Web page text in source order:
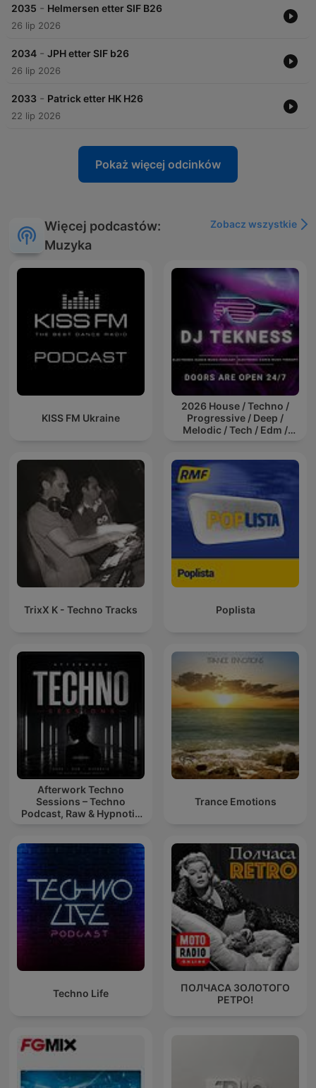
2035 - Helmersen etter SIF B26
26 lip 2026
2034 - JPH etter SIF b26
26 lip 2026
2033 - Patrick etter HK H26
22 lip 2026
Pokaż więcej odcinków
Więcej podcastów:
Muzyka
Zobacz wszystkie
KISS FM Ukraine
2026 House / Techno /
Progressive / Deep /
Melodic / Tech / Edm /
Dance Musi
TrixX K - Techno Tracks Poplista
Afterwork Techno
Sessions – Techno
Podcast, Raw & Hypnotic
Trance Emotions
Techno Life
ПОЛЧАСА ЗОЛОТОГО
РЕТРО!